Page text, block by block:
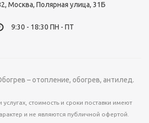
Москва, Полярная улица, 31Б
9:30 - 18:30 ПН - ПТ
– отопление, обогрев, антилед.
услугах, стоимость и сроки поставки имеют
и не являются публичной офертой.